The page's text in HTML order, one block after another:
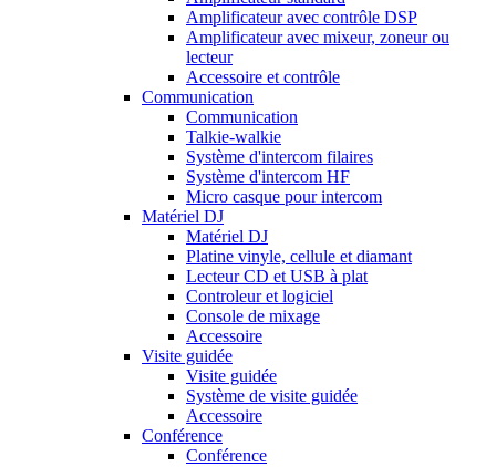
Amplificateur avec contrôle DSP
Amplificateur avec mixeur, zoneur ou
lecteur
Accessoire et contrôle
Communication
Communication
Talkie-walkie
Système d'intercom filaires
Système d'intercom HF
Micro casque pour intercom
Matériel DJ
Matériel DJ
Platine vinyle, cellule et diamant
Lecteur CD et USB à plat
Controleur et logiciel
Console de mixage
Accessoire
Visite guidée
Visite guidée
Système de visite guidée
Accessoire
Conférence
Conférence